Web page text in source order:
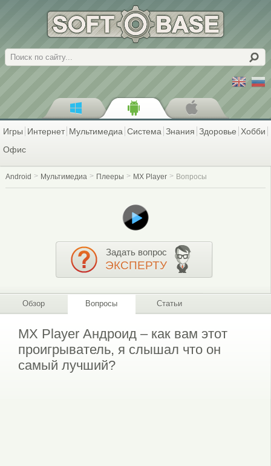
Поиск
Игры Интернет Мультимедиа Система Знания Здоровье Хобби
Офис
Android Мультимедиа Плееры MX Player Вопросы
Задать вопрос
ЭКСПЕРТУ
Обзор Вопросы Статьи
MX Player Андроид – как вам этот
проигрыватель, я слышал что он
самый лучший?